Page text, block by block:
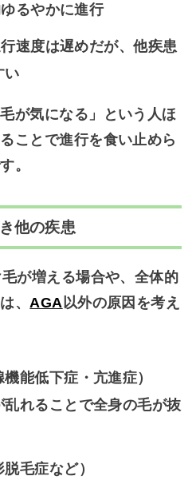
るやかに進行
速度は遅めだが、他疾患
い
が気になる」という人ほ
ことで進行を食い止めら
。
他の疾患
が増える場合や、全体的
、 AGA 以外の原因を考え
能低下症・亢進症）
れることで全身の毛が抜
毛症など）